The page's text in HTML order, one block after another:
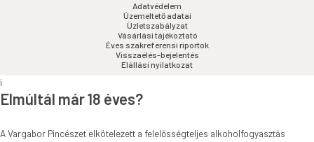
Adatvédelem
Üzemeltető adatai
Üzletszabályzat
Vásárlási tájékoztató
Éves szakreferensi riportok
Visszaélés-bejelentés
Elállási nyilatkozat
i
Elmúltál már 18 éves?
A Vargabor Pincészet elkötelezett a felelősségteljes alkoholfogyasztás